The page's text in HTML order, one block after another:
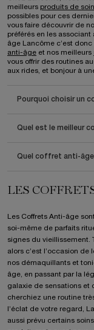
meilleurs produits de
possibles pour ces
vous faire découvrir de
préférés en les associant
âge Lancôme c’est
anti-âge et nos meilleurs
vous offrir des routines
aux rides, et bonjour à
Pourquoi choisir un
Quel est le meilleur
Quel coffret anti-âge
LES
Les Coffrets Anti-âge
soi-même de parfaits
signes du vieillissement.
alors c’est l’occasion
nos démaquillants et
âge, en passant par la
galaxie de sensations et
cherchiez une routine
l’éclat de votre regard,
aussi prévu certains